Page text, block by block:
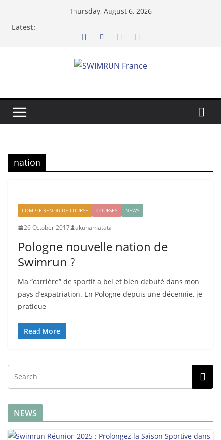
Thursday, August 6, 2026
Latest:
nation
COMPTE-RENDU DE COURSE COURSES NEWS
26 October 2017 akunamatata
Pologne nouvelle nation de
Swimrun ?
Ma “carrière” de sportif a bel et bien débuté dans mon
pays d’expatriation. En Pologne depuis une décennie, je
pratique
Read More
NEWS